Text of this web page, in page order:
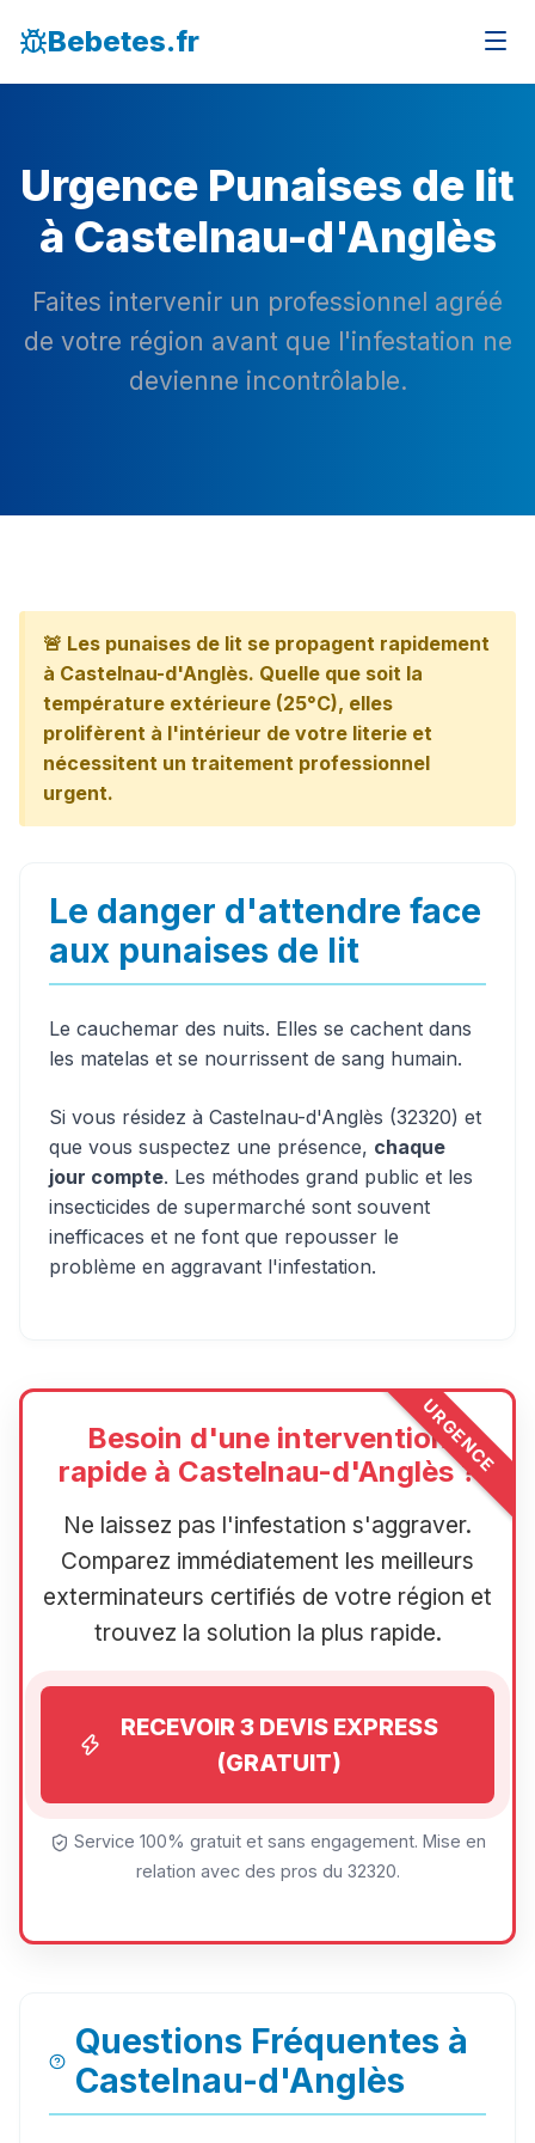
Bebetes.fr
Urgence Punaises de lit
à Castelnau-d'Anglès
Faites intervenir un professionnel agréé
de votre région avant que l'infestation ne
devienne incontrôlable.
🚨 Les punaises de lit se propagent rapidement
à Castelnau-d'Anglès. Quelle que soit la
température extérieure (25°C), elles
prolifèrent à l'intérieur de votre literie et
nécessitent un traitement professionnel
urgent.
Le danger d'attendre face
aux punaises de lit
Le cauchemar des nuits. Elles se cachent dans
les matelas et se nourrissent de sang humain.
Si vous résidez à Castelnau-d'Anglès (32320) et
que vous suspectez une présence, chaque
jour compte. Les méthodes grand public et les
insecticides de supermarché sont souvent
inefficaces et ne font que repousser le
problème en aggravant l'infestation.
URGENCE
Besoin d'une intervention
rapide à Castelnau-d'Anglès ?
Ne laissez pas l'infestation s'aggraver.
Comparez immédiatement les meilleurs
exterminateurs certifiés de votre région et
trouvez la solution la plus rapide.
RECEVOIR 3 DEVIS EXPRESS
(GRATUIT)
Service 100% gratuit et sans engagement. Mise en
relation avec des pros du 32320.
Questions Fréquentes à
Castelnau-d'Anglès